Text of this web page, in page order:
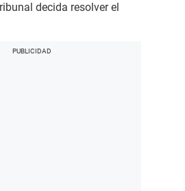
decida resolver el